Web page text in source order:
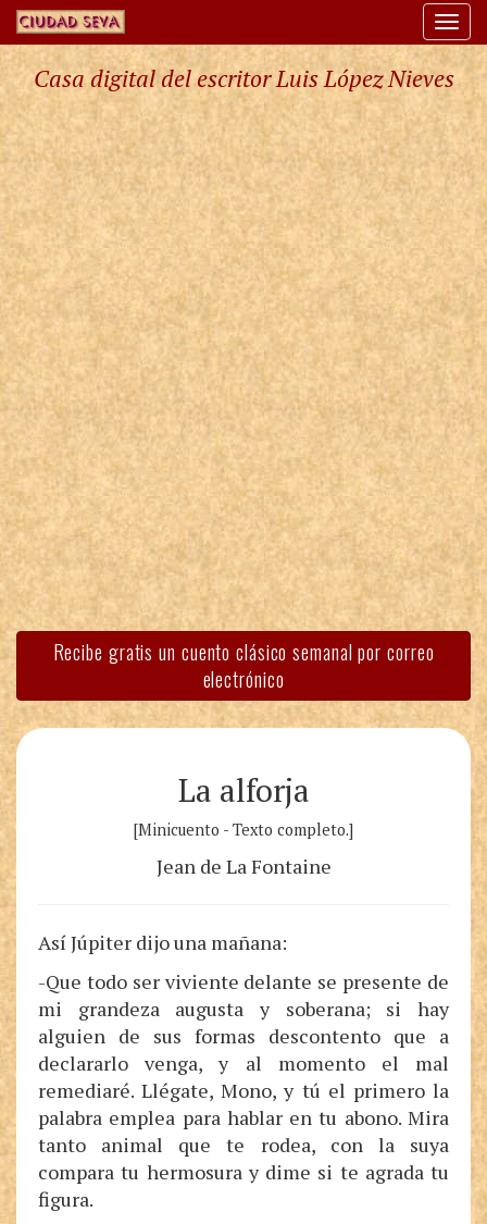
Casa digital del escritor Luis López Nieves
Recibe gratis un cuento clásico semanal por correo
electrónico
La alforja
[Minicuento - Texto completo.]
Jean de La Fontaine
Así Júpiter dijo una mañana:
-Que todo ser viviente delante se presente de
mi grandeza augusta y soberana; si hay
alguien de sus formas descontento que a
declararlo venga, y al momento el mal
remediaré. Llégate, Mono, y tú el primero la
palabra emplea para hablar en tu abono. Mira
tanto animal que te rodea, con la suya
compara tu hermosura y dime si te agrada tu
figura.